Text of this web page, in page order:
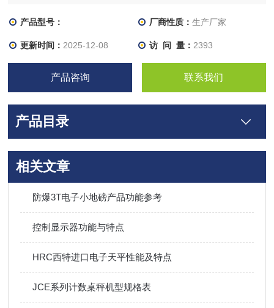
块及传感器等等。
产品型号： 厂商性质： 生产厂家
更新时间： 2025-12-08 访 问 量： 2393
产品咨询 联系我们
产品目录
相关文章
防爆3T电子小地磅产品功能参考
控制显示器功能与特点
HRC西特进口电子天平性能及特点
JCE系列计数桌秤机型规格表